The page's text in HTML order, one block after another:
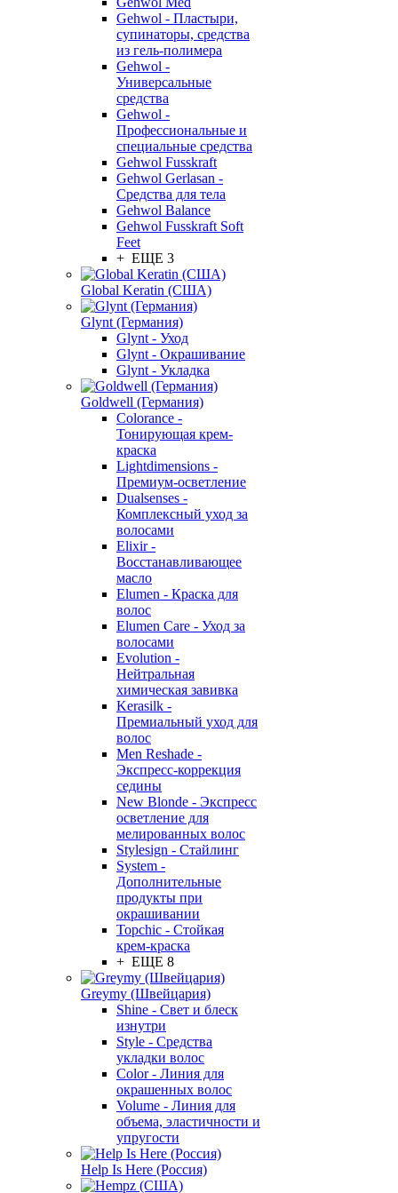
Gehwol - Пластыри,
супинаторы, средства
из гель-полимера
Gehwol -
Универсальные
средства
Gehwol -
Профессиональные и
специальные средства
Gehwol Fusskraft
Gehwol Gerlasan -
Средства для тела
Gehwol Balance
Gehwol Fusskraft Soft
Feet
+ ЕЩЕ 3
Global Keratin (США)
Glynt (Германия)
Glynt - Уход
Glynt - Окрашивание
Glynt - Укладка
Goldwell (Германия)
Colorance -
Тонирующая крем-
краска
Lightdimensions -
Премиум-осветление
Dualsenses -
Комплексный уход за
волосами
Elixir -
Восстанавливающее
масло
Elumen - Краска для
волос
Elumen Care - Уход за
волосами
Evolution -
Нейтральная
химическая завивка
Kerasilk -
Премиальный уход для
волос
Men Reshade -
Экспресс-коррекция
седины
New Blonde - Экспресс
осветление для
мелированных волос
Stylesign - Стайлинг
System -
Дополнительные
продукты при
окрашивании
Topchic - Стойкая
крем-краска
+ ЕЩЕ 8
Greymy (Швейцария)
Shine - Свет и блеск
изнутри
Style - Средства
укладки волос
Color - Линия для
окрашенных волос
Volume - Линия для
объема, эластичности и
упругости
Help Is Here (Россия)